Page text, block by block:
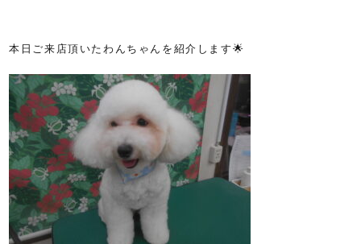
本日ご来店頂いたわんちゃんを紹介します🌟